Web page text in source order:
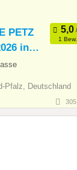
PETZ
in
1 Bew.
Pfalz, Deutschland
305